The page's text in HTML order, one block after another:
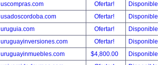
uscompras.com
Ofertar!
Disponible
usadoscordoba.com
Ofertar!
Disponible
uruguia.com
Ofertar!
Disponible
uruguayinversiones.com
Ofertar!
Disponible
uruguayinmuebles.com
$4,800.00
Disponible